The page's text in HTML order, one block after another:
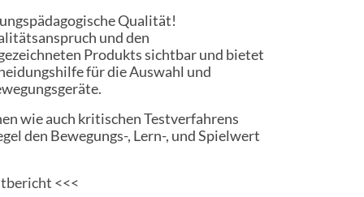
Qualität!
und den
Produkts sichtbar und bietet
für die Auswahl und
wie auch kritischen Testverfahrens
den Bewegungs-, Lern-, und Spielwert
<<<